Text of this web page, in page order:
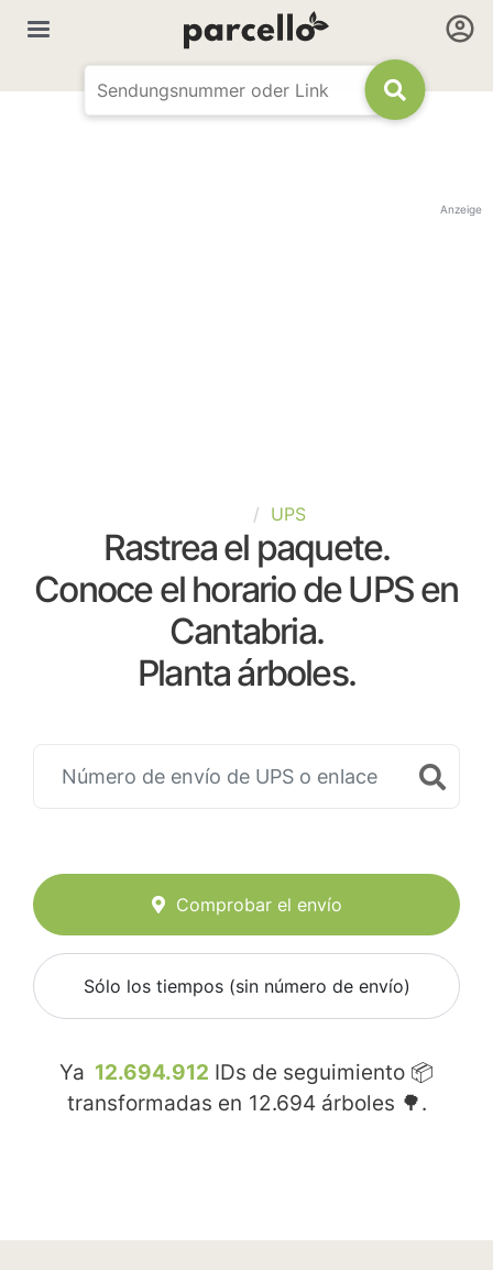
Anzeige
UPS
Rastrea el paquete.
Conoce el horario de UPS en
Cantabria.
Planta árboles.
Comprobar el envío
Sólo los tiempos (sin número de envío)
Ya 12.694.912 IDs de seguimiento 📦
transformadas en 12.694 árboles 🌳.